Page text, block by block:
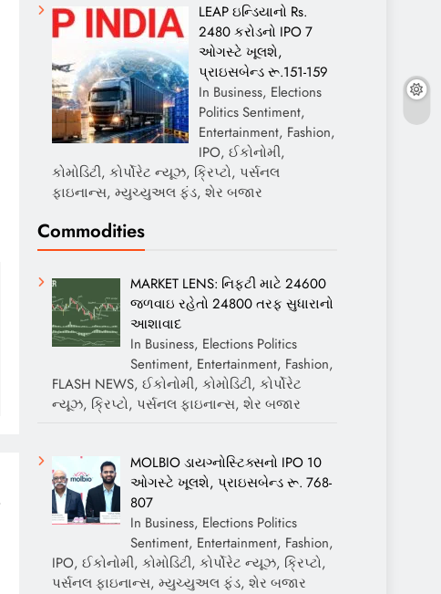
LEAP ઇન્ડિયાનો Rs.
2480 કરોડનો IPO 7
ઓગસ્ટે ખૂલશે,
પ્રાઇસબેન્ડ રૂ.151-159
In Business, Elections
Politics Sentiment,
Entertainment, Fashion,
IPO, ઈકોનોમી,
કોમોડિટી, કોર્પોરેટ ન્યૂઝ, ક્રિપ્ટો, પર્સનલ
ફાઇનાન્સ, મ્યુચ્યુઅલ ફંડ, શેર બજાર
Commodities
MARKET LENS: નિફ્ટી માટે 24600
જળવાઇ રહેતો 24800 તરફ સુધારાનો
આશાવાદ
In Business, Elections Politics
Sentiment, Entertainment, Fashion,
FLASH NEWS, ઈકોનોમી, કોમોડિટી, કોર્પોરેટ
ન્યૂઝ, ક્રિપ્ટો, પર્સનલ ફાઇનાન્સ, શેર બજાર
MOLBIO ડાયગ્નોસ્ટિક્સનો IPO 10
ઓગસ્ટે ખૂલશે, પ્રાઇસબેન્ડ રૂ. 768-
807
In Business, Elections Politics
Sentiment, Entertainment, Fashion,
IPO, ઈકોનોમી, કોમોડિટી, કોર્પોરેટ ન્યૂઝ, ક્રિપ્ટો,
પર્સનલ ફાઇનાન્સ, મ્યુચ્યુઅલ ફંડ, શેર બજાર